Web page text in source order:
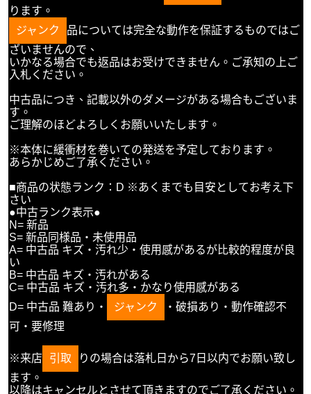
ります。
ジャンク
品については完全な動作を保証するものではご
ざいませんので、
いかなる場合でも返品はお受けできません。ご承知の上ご
入札ください。
中古品につき、記載以外のダメージがある場合もございま
す。
ご理解のほどよろしくお願いいたします。
※本体に緩衝材を巻いての発送を予定しております。
あらかじめご了承ください。
■商品の状態ランク：D ※あくまでも目安としてお考え下
さい
●中古ランク表示●
N= 新品
S= 新品同様品・未使用品
A= 中古品 キズ・汚れ少・使用感があるが比較的程度が良
い
B= 中古品 キズ・汚れがある
C= 中古品 キズ・汚れ多・かなり使用感がある
D= 中古品 難あり・
ジャンク
・破損あり・動作確認不
可・要修理
※来店 引取
りの場合は落札日から7日以内でお願い致し
ます。
以降はキャンセルとさせて頂きますのでご了承ください。